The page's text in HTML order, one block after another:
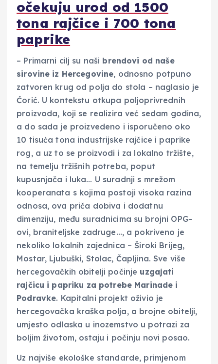
očekuju urod od 1500
tona rajčice i 700 tona
paprike
– Primarni cilj su naši brendovi od naše
sirovine iz Hercegovine, odnosno potpuno
zatvoren krug od polja do stola – naglasio je
Ćorić. U kontekstu otkupa poljoprivrednih
proizvoda, koji se realizira već sedam godina,
a do sada je proizvedeno i isporučeno oko
10 tisuća tona industrijske rajčice i paprike
rog, a uz to se proizvodi i za lokalno tržište,
na temelju tržišnih potreba, poput
kupusnjača i luka… U suradnji s mrežom
kooperanata s kojima postoji visoka razina
odnosa, ova priča dobiva i dodatnu
dimenziju, među suradnicima su brojni OPG-
ovi, braniteljske zadruge…, a pokriveno je
nekoliko lokalnih zajednica – Široki Brijeg,
Mostar, Ljubuški, Stolac, Čapljina. Sve više
hercegovačkih obitelji počinje uzgajati
rajčicu i papriku za potrebe Marinade i
Podravke. Kapitalni projekt oživio je
hercegovačka kraška polja, a brojne obitelji,
umjesto odlaska u inozemstvo u potrazi za
boljim životom, ostaju i počinju novi posao.
Uz najviše ekološke standarde, primjenom